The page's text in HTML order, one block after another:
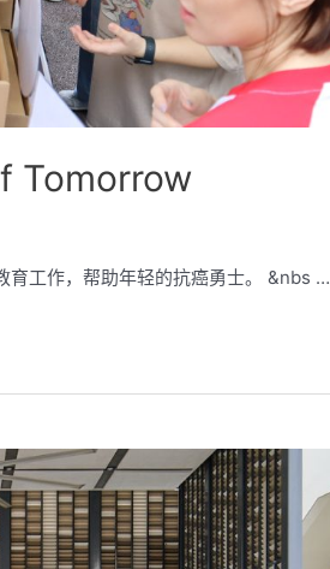
Tomorrow
育工作，帮助年轻的抗癌勇士。 &nbs …